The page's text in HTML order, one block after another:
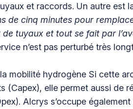
et raccords. Un autre est
de cinq minutes pour
tuyaux et tout se fait par
n’est pas perturbé très
mobilité hydrogène Si cette
(Capex), elle permet aussi de
Alcrys s’occupe